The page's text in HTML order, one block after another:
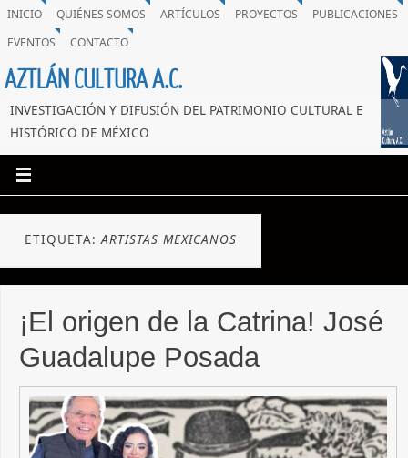
INICIO QUIÉNES SOMOS ARTÍCULOS PROYECTOS
PUBLICACIONES
EVENTOS
CONTACTO
AZTLÁN CULTURA A.C.
INVESTIGACIÓN Y DIFUSIÓN DEL PATRIMONIO CULTURAL E
HISTÓRICO DE MÉXICO
ETIQUETA:ARTISTAS MEXICANOS
¡El origen de la Catrina! José
Guadalupe Posada